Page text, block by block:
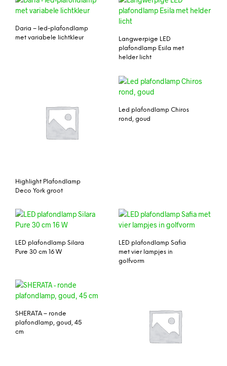
Daria – led-plafondlamp
met variabele lichtkleur
Langwerpige LED
plafondlamp Esila met
helder licht
Highlight Plafondlamp
Deco York groot
Led plafondlamp Chiros
rond, goud
LED plafondlamp Silara
Pure 30 cm 16 W
LED plafondlamp Safia
met vier lampjes in
golfvorm
SHERATA – ronde
plafondlamp, goud, 45
cm